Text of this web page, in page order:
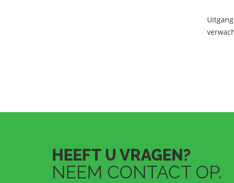
HEEFT U VRAGEN?
NEEM CONTACT OP.